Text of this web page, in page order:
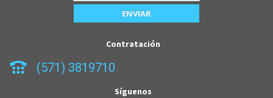
Contratación
(571) 3819710
Síguenos